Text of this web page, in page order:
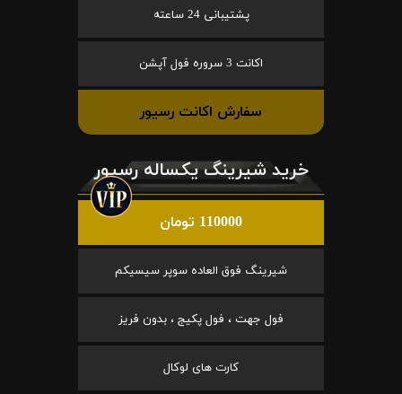
پشتیبانی 24 ساعته
اکانت 3 سروره فول آپشن
سفارش اکانت رسیور
خرید شیرینگ یکساله رسیور
110000 تومان
شیرینگ فوق العاده سوپر سیسیکم
فول جهت ، فول پکیج ، بدون فریز
کارت های لوکال